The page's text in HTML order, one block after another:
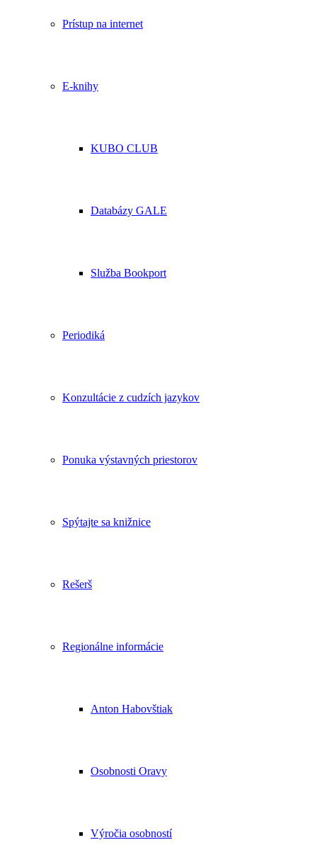
Prístup na internet
E-knihy
KUBO CLUB
Databázy GALE
Služba Bookport
Periodiká
Konzultácie z cudzích jazykov
Ponuka výstavných priestorov
Spýtajte sa knižnice
Rešerš
Regionálne informácie
Anton Habovštiak
Osobnosti Oravy
Výročia osobností